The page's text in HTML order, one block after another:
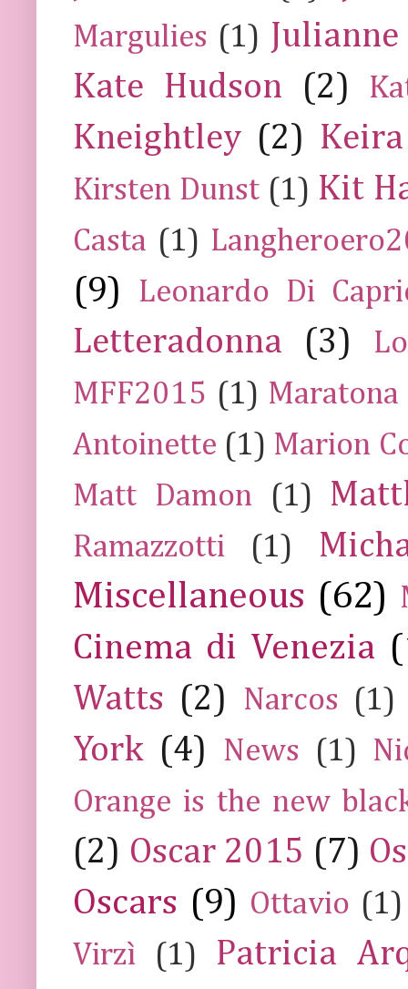
Margulies (1)
Kate Hudson
(2)
Kneightley (2)
Kirsten Dunst (1) Kit
Casta (1)
(9) Leonardo Di
Letteradonna (3)
MFF2015 (1) Maratona
Antoinette (1) Marion
Matt Damon
(1)
Ramazzotti (1)
Miscellaneous (62)
Cinema di Venezia
Watts (2) Narcos (1)
York (4) News (1)
Orange is the new
(2) Oscar 2015 (7)
Oscars (9) Ottavio (1)
Virzì
(1) Patricia